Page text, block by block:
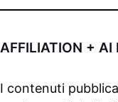
AFFILIATION + AI
I contenuti